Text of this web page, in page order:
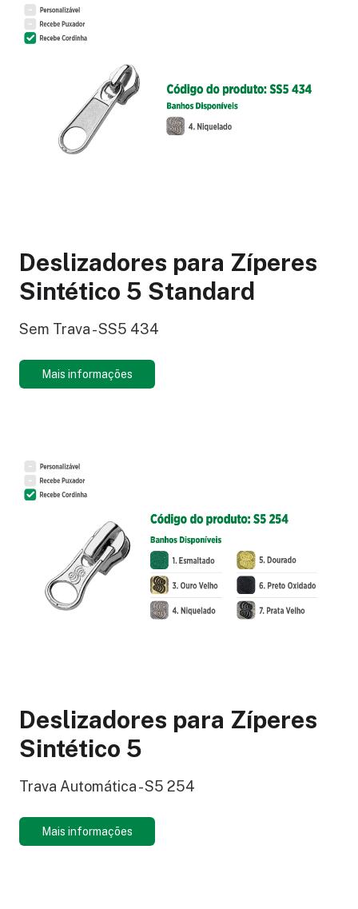
Deslizadores para Zíperes
Sintético 5 Standard
Sem Trava - SS5 434
Mais informações
Deslizadores para Zíperes
Sintético 5
Trava Automática - S5 254
Mais informações